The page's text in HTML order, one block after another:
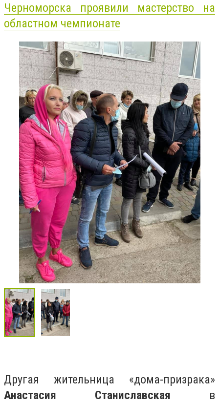
Черноморска проявили мастерство на
областном чемпионате
Другая жительница «дома-призрака»
Анастасия Станиславская в